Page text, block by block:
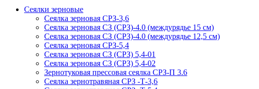
Сеялки зерновые
Сеялка зерновая СРЗ-3,6
Сеялка зерновая СЗ (СРЗ)-4.0 (междурядье 15 см)
Сеялка зерновая СЗ (СРЗ)-4.0 (междурядье 12,5 см)
Сеялка зерновая СРЗ-5,4
Сеялка зерновая СЗ (СРЗ) 5,4-01
Сеялка зерновая СЗ (СРЗ) 5,4-02
Зернотуковая прессовая сеялка СРЗ-П 3.6
Сеялка зернотравяная СРЗ -Т-3,6